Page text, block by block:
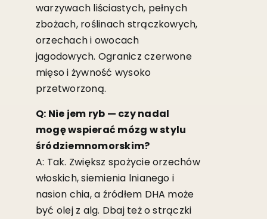
warzywach liściastych, pełnych
zbożach, roślinach strączkowych,
orzechach i owocach
jagodowych. Ogranicz czerwone
mięso i żywność wysoko
przetworzoną.
Q: Nie jem ryb — czy nadal
mogę wspierać mózg w stylu
śródziemnomorskim?
A: Tak. Zwiększ spożycie orzechów
włoskich, siemienia lnianego i
nasion chia, a źródłem DHA może
być olej z alg. Dbaj też o strączki